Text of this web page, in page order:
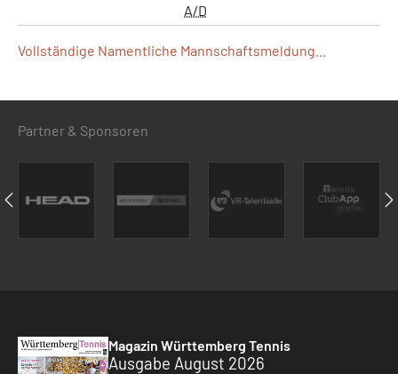
A/D
Vollständige Namentliche Mannschaftsmeldung...
Partner & Sponsoren
Magazin Württemberg Tennis
Ausgabe August 2026